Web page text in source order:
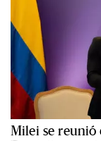
Milei se reunió